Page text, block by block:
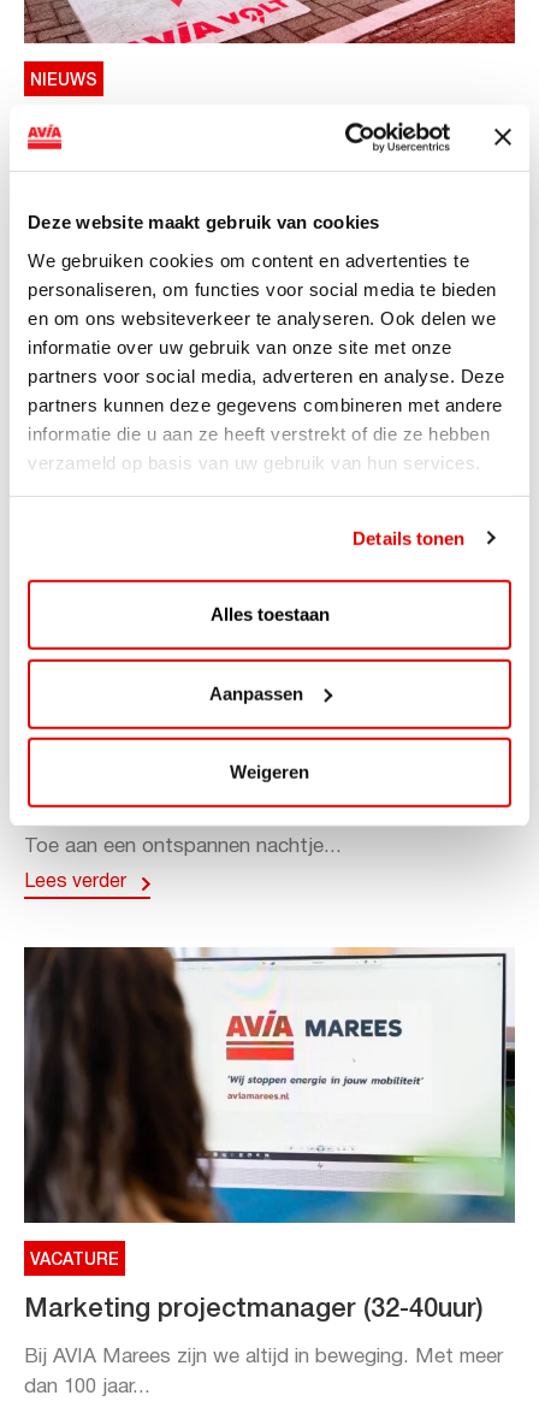
Deze website maakt gebruik van cookies
We gebruiken cookies om content en advertenties te
personaliseren, om functies voor social media te bieden
en om ons websiteverkeer te analyseren. Ook delen we
informatie over uw gebruik van onze site met onze
partners voor social media, adverteren en analyse. Deze
partners kunnen deze gegevens combineren met andere
informatie die u aan ze heeft verstrekt of die ze hebben
verzameld op basis van uw gebruik van hun services.
Details tonen
Alles toestaan
Aanpassen
Weigeren
NIEUWS
AVIA VOLT en Fletcher Hotels starten
van DC-snellaadinfrastructuur AVIA VOLT en...
ViaAVIA Super Deal: 20% korting bij
ViaLuxury Hotels
Toe aan een ontspannen nachtje...
Lees verder
VACATURE
Marketing projectmanager (32-40uur)
Bij AVIA Marees zijn we altijd in beweging. Met meer
dan 100 jaar...